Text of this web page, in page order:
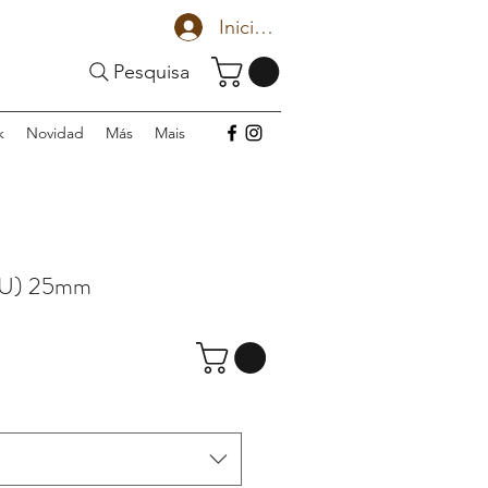
Iniciar sesión
Pesquisa
Novidad Más Mais
25mm